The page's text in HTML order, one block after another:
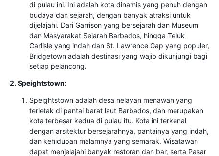
di pulau ini. Ini adalah kota dinamis yang penuh dengan
budaya dan sejarah, dengan banyak atraksi untuk
dijelajahi. Dari Garrison yang bersejarah dan Museum
dan Masyarakat Sejarah Barbados, hingga Teluk
Carlisle yang indah dan St. Lawrence Gap yang populer,
Bridgetown adalah destinasi yang wajib dikunjungi bagi
setiap pelancong.
2. Speightstown:
Speightstown adalah desa nelayan menawan yang
terletak di pantai barat laut Barbados, dan merupakan
kota terbesar kedua di pulau itu. Kota ini terkenal
dengan arsitektur bersejarahnya, pantainya yang indah,
dan kehidupan malamnya yang semarak. Wisatawan
dapat menjelajahi banyak restoran dan bar, serta Pasar